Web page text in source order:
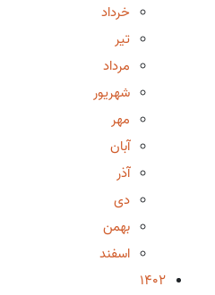
خرداد
تیر
مرداد
شهریور
مهر
آبان
آذر
دی
بهمن
اسفند
1402